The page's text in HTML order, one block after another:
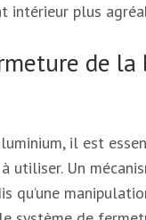
intérieur plus
de
il est
utiliser. Un
qu’une